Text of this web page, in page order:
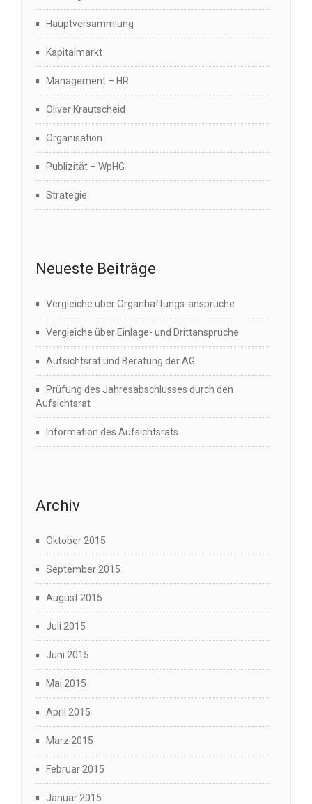
Hauptversammlung
Kapitalmarkt
Management – HR
Oliver Krautscheid
Organisation
Publizität – WpHG
Strategie
Neueste Beiträge
Vergleiche über Organhaftungs-ansprüche
Vergleiche über Einlage- und Drittansprüche
Aufsichtsrat und Beratung der AG
Prüfung des Jahresabschlusses durch den
Aufsichtsrat
Information des Aufsichtsrats
Archiv
Oktober 2015
September 2015
August 2015
Juli 2015
Juni 2015
Mai 2015
April 2015
März 2015
Februar 2015
Januar 2015